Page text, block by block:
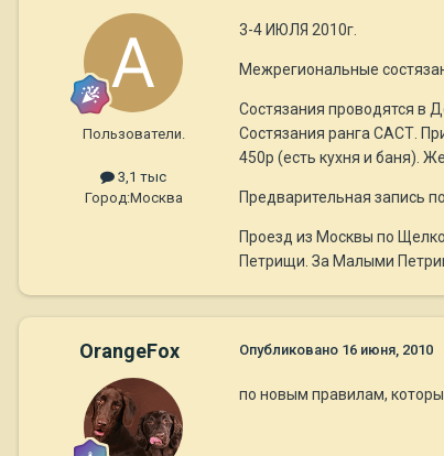
Пользователи.
3,1 тыс
Город:Москва
3-4 ИЮЛЯ 2010г.
Межрегиональные
Состязания проводятся в
Состязания ранга САСТ.
450р (есть кухня и баня).
Предварительная запись
Проезд из Москвы по
Петрищи. За Малыми
OrangeFox Опубликовано 16 июня, 2010
по новым правилам,